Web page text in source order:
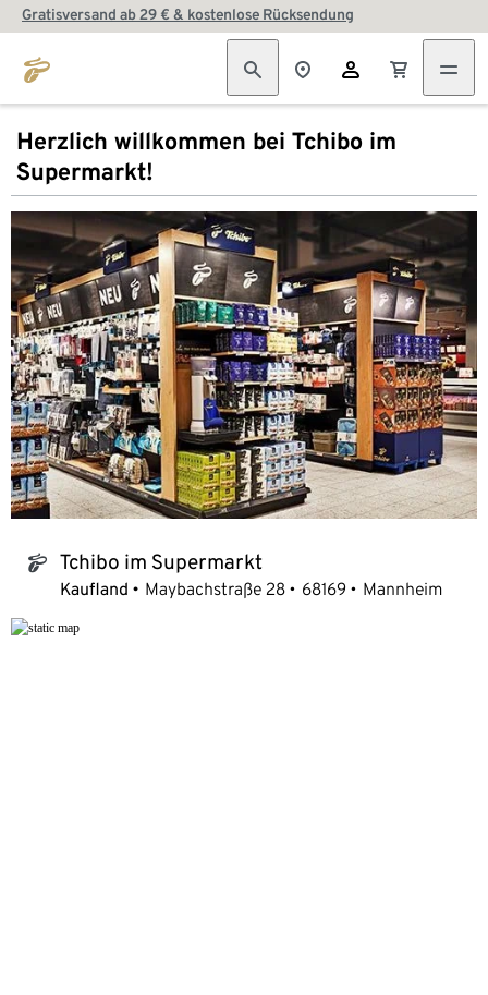
Gratisversand ab 29 € & kostenlose Rücksendung
Herzlich willkommen bei Tchibo im
Supermarkt!
tchibo_logo Tchibo im Supermarkt
Kaufland Maybachstraße 28 68169 Mannheim